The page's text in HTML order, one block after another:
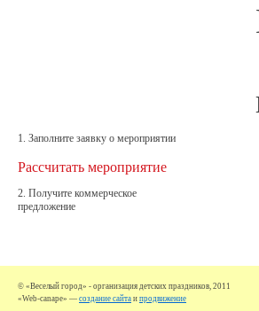
1. Заполните заявку о мероприятии
Рассчитать мероприятие
2. Получите коммерческое
предложение
© «Веселый город» - организация детских праздников, 2011
«Web-canape» — создание сайта и продвижение